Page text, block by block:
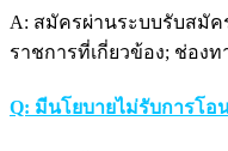
A: สมัครผ่านระบบรับสมัค
ราชการที่เกี่ยวข้อง; ช่อง
Q: มีนโยบายไม่รับการโอ